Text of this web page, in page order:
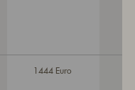
1444 Euro